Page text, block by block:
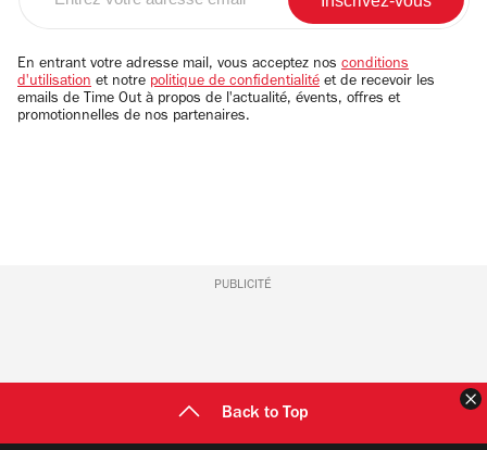
email
En entrant votre adresse mail, vous acceptez nos conditions
d'utilisation et notre politique de confidentialité et de recevoir les
emails de Time Out à propos de l'actualité, évents, offres et
promotionnelles de nos partenaires.
PUBLICITÉ
Back to Top